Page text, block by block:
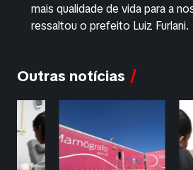
mais qualidade de vida para a
ressaltou o prefeito Luiz Furlani.
Outras notícias